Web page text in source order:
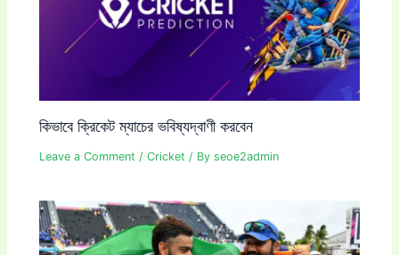
কিভাবে ক্রিকেট ম্যাচের ভবিষ্যদ্বাণী করবেন
Leave a Comment /Cricket / Byseoe2admin